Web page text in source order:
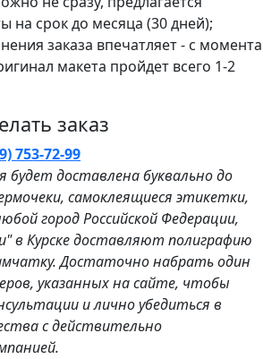
на срок до месяца (30 дней);
заказа впечатляет - с момента
макета пройдет всего 1-2
заказ
753-72-99
будет доставлена буквально до
самоклеящиеся этикетки,
город Российской Федерации,
в Курске доставляют полиграфию
Достаточно набрать один
указанных на сайте, чтобы
и лично убедиться в
с действительно